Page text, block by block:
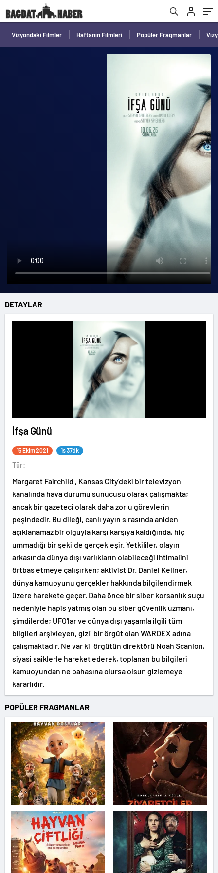
Vizyondaki Filmler Haftanın Filmleri Popüler Fragmanlar
DETAYLAR
İfşa Günü
15 Ekim 2021 1s 37dk
Tür:
Margaret Fairchild , Kansas City'deki bir televizyon
kanalında hava durumu sunucusu olarak çalışmakta;
ancak bir gazeteci olarak daha zorlu görevlerin
peşindedir. Bu dileği, canlı yayın sırasında aniden
açıklanamaz bir olguyla karşı karşıya kaldığında, hiç
ummadığı bir şekilde gerçekleşir. Yetkililer, olayın
arkasında dünya dışı varlıkların olabileceği ihtimalini
örtbas etmeye çalışırken; aktivist Dr. Daniel Kellner,
dünya kamuoyunu gerçekler hakkında bilgilendirmek
üzere harekete geçer. Daha önce bir siber korsanlık suçu
nedeniyle hapis yatmış olan bu siber güvenlik uzmanı,
şimdilerde; UFO'lar ve dünya dışı yaşamla ilgili tüm
bilgileri arşivleyen, gizli bir örgüt olan WARDEX adına
çalışmaktadır. Ne var ki, örgütün direktörü Noah Scanlon,
siyasi saiklerle hareket ederek, toplanan bu bilgileri
kamuoyundan ne pahasına olursa olsun gizlemeye
kararlıdır.
POPÜLER FRAGMANLAR